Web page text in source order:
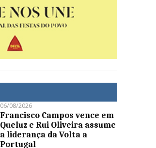
06/08/2026
Francisco Campos vence em
Queluz e Rui Oliveira assume
a liderança da Volta a
Portugal